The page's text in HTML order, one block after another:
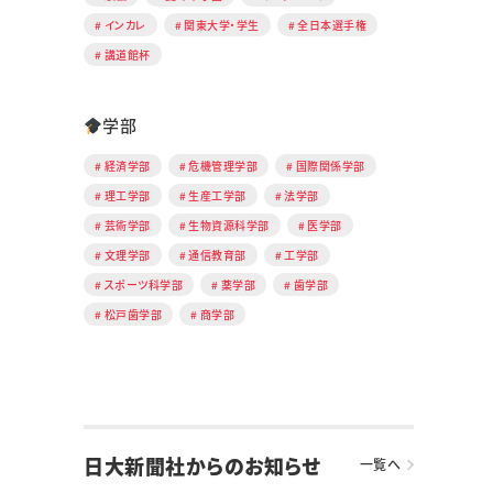
インカレ
関東大学・学生
全日本選手権
講道館杯
学部
経済学部 危機管理学部
国際関係学部
理工学部
生産工学部
法学部
芸術学部
生物資源科学部
医学部
文理学部
通信教育部
工学部
スポーツ科学部
薬学部
歯学部
松戸歯学部
商学部
日大新聞社からのお知らせ 一覧へ